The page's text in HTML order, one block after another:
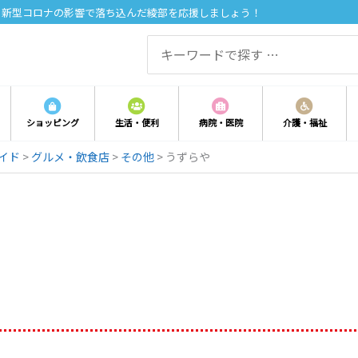
型コロナの影響で落ち込んだ綾部を応援しましょう！
Search
ショッピング 生活・便利 病院・医院 介護・福祉
ド > グルメ・飲食店 > その他 > うずらや